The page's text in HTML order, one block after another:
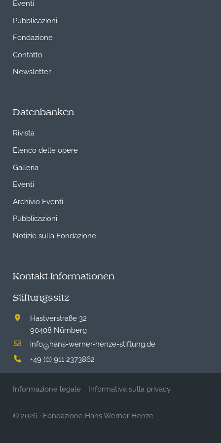
Eventi
Pubblicazioni
Fondazione
Contatto
Newsletter
Datenbanken
Rivista
Elenco delle opere
Galleria
Eventi
Archivio Eventi
Pubblicazioni
Notizie sulla Fondazione
Kontakt-Informationen
Stiftungssitz
Hastverstraße 32
90408 Nürnberg
info@hans-werner-henze-stiftung.de
+49 (0) 911 2373862
Informazione legale Informativa sulla privacy
© 2026 · Fondazione Hans Werner Henze